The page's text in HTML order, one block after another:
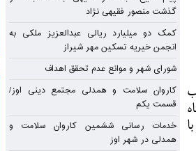
گذشت منصور فقیهی نژاد
کمک دو میلیارد ریالی عبدالعزیز ملکی به
انجمن خیریه تسکین مهر شیراز
شورای شهر و موانع عدم تحقق اهداف
کاروان سلامت و همدلی مجتمع دینی اوز/
قسمت یکم
خدمات رسانی ششمین کاروان سلامت و
همدلی در شهر اوز